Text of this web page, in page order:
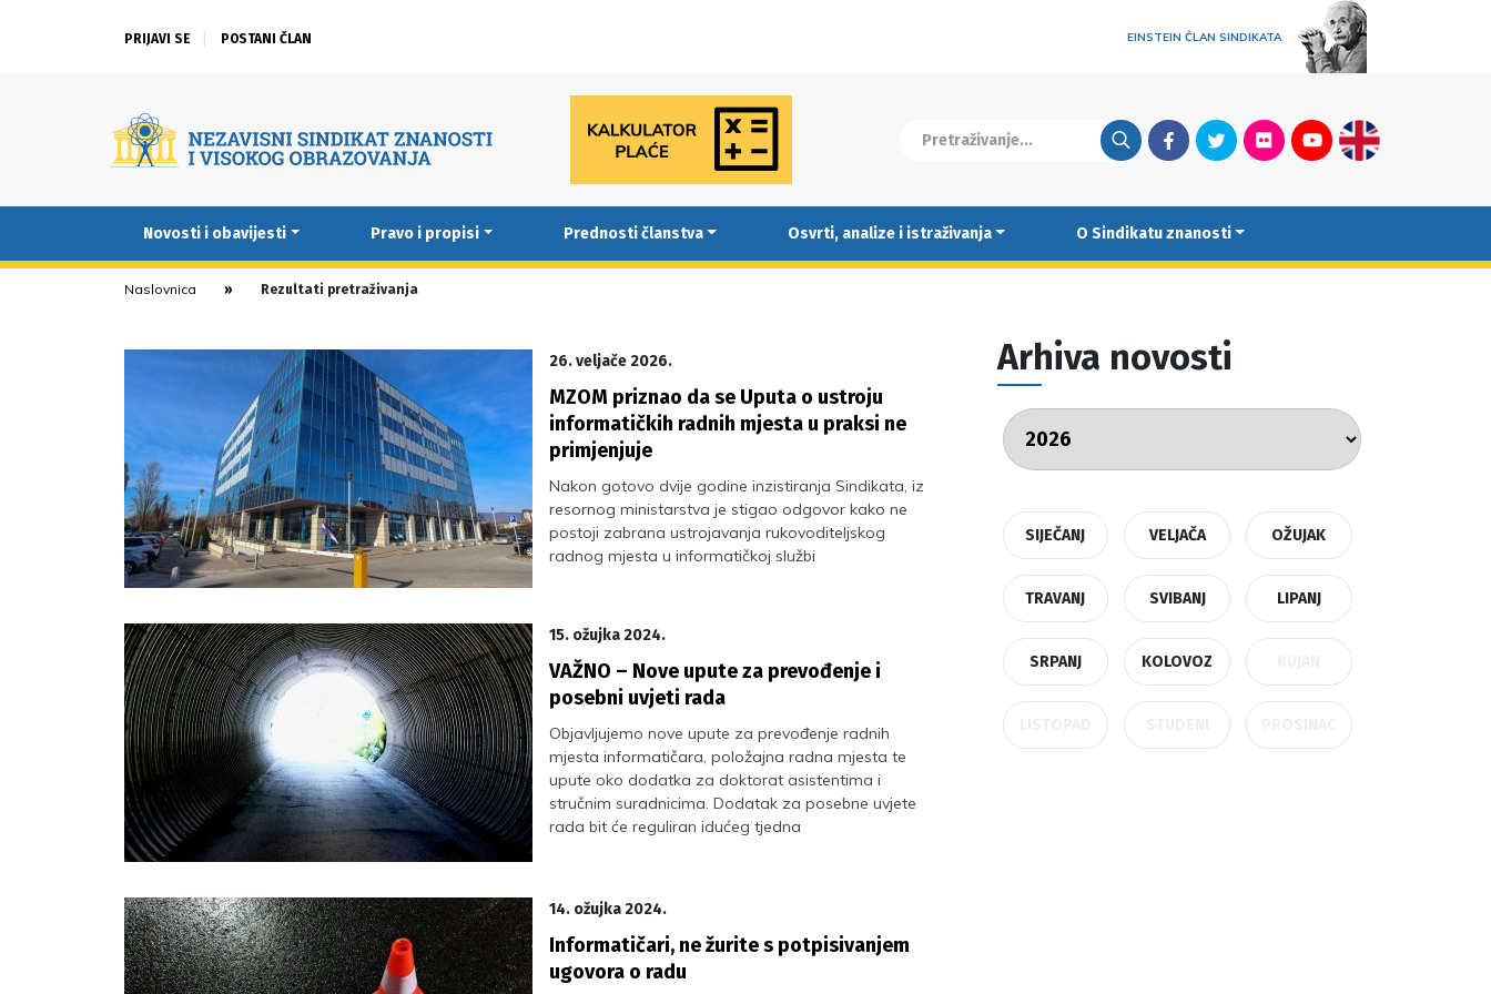
PRIJAVI SE POSTANI ČLAN EINSTEIN ČLAN SINDIKATA
FacebookTwitterFlickrYoutubeEnglish
Novosti i obavijesti Pravo i propisi Prednosti članstva Osvrti, analize i istraživanja O Sindikatu znanosti
Naslovnica Rezultati pretraživanja
26. veljače 2026.
MZOM priznao da se Uputa o ustroju
informatičkih radnih mjesta u praksi ne
primjenjuje
Nakon gotovo dvije godine inzistiranja Sindikata, iz
resornog ministarstva je stigao odgovor kako ne
postoji zabrana ustrojavanja rukovoditeljskog
radnog mjesta u informatičkoj službi
15. ožujka 2024.
VAŽNO – Nove upute za prevođenje i
posebni uvjeti rada
Objavljujemo nove upute za prevođenje radnih
mjesta informatičara, položajna radna mjesta te
upute oko dodatka za doktorat asistentima i
stručnim suradnicima. Dodatak za posebne uvjete
rada bit će reguliran idućeg tjedna
14. ožujka 2024.
Informatičari, ne žurite s potpisivanjem
ugovora o radu
Arhiva novosti
SIJEČANJ VELJAČA OŽUJAK
TRAVANJ SVIBANJ LIPANJ
SRPANJ KOLOVOZ